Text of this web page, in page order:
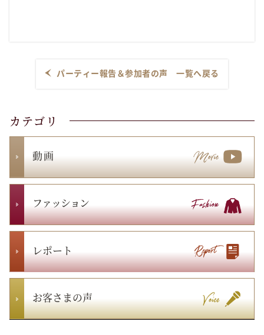
パーティー報告＆参加者の声 一覧へ戻る
カテゴリ
動 画
ファッション
レポート
お客さまの声